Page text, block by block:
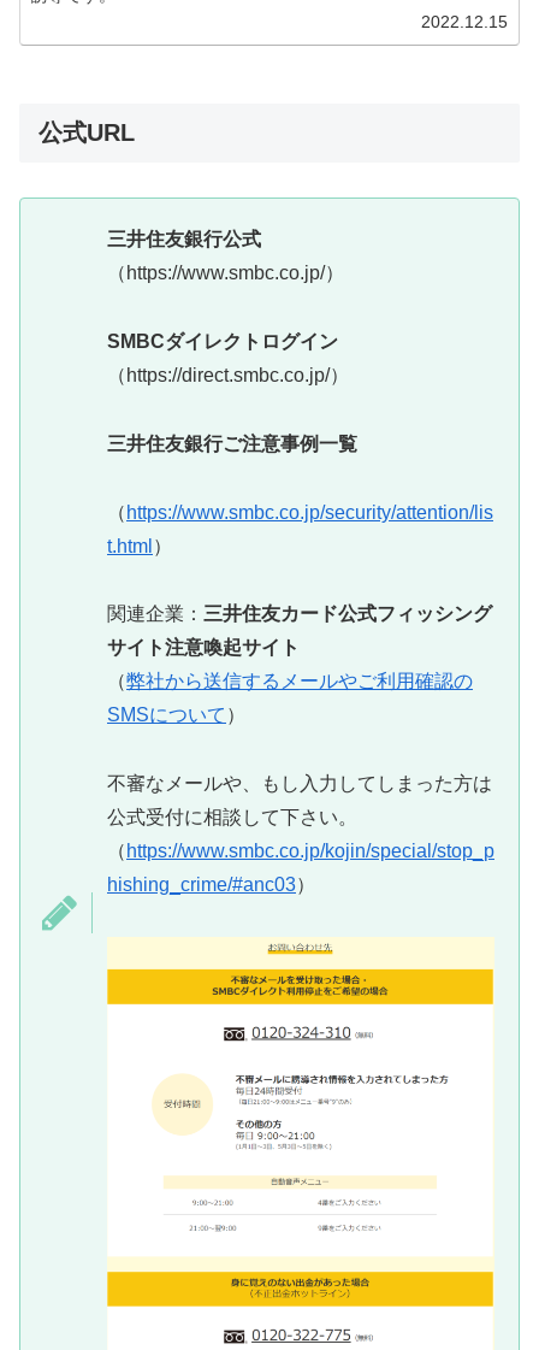
2022.12.15
公式URL
三井住友銀行公式
（https://www.smbc.co.jp/）
SMBCダイレクトログイン
（https://direct.smbc.co.jp/）
三井住友銀行ご注意事例一覧
（ https://www.smbc.co.jp/security/attention/lis
t.html ）
関連企業： 三井住友カード公式フィッシング
サイト注意喚起サイト
（弊社から送信するメールやご利用確認の
SMSについて ）
不審なメールや、もし入力してしまった方は
公式受付に相談して下さい。
（ https://www.smbc.co.jp/kojin/special/stop_p
hishing_crime/#anc03）